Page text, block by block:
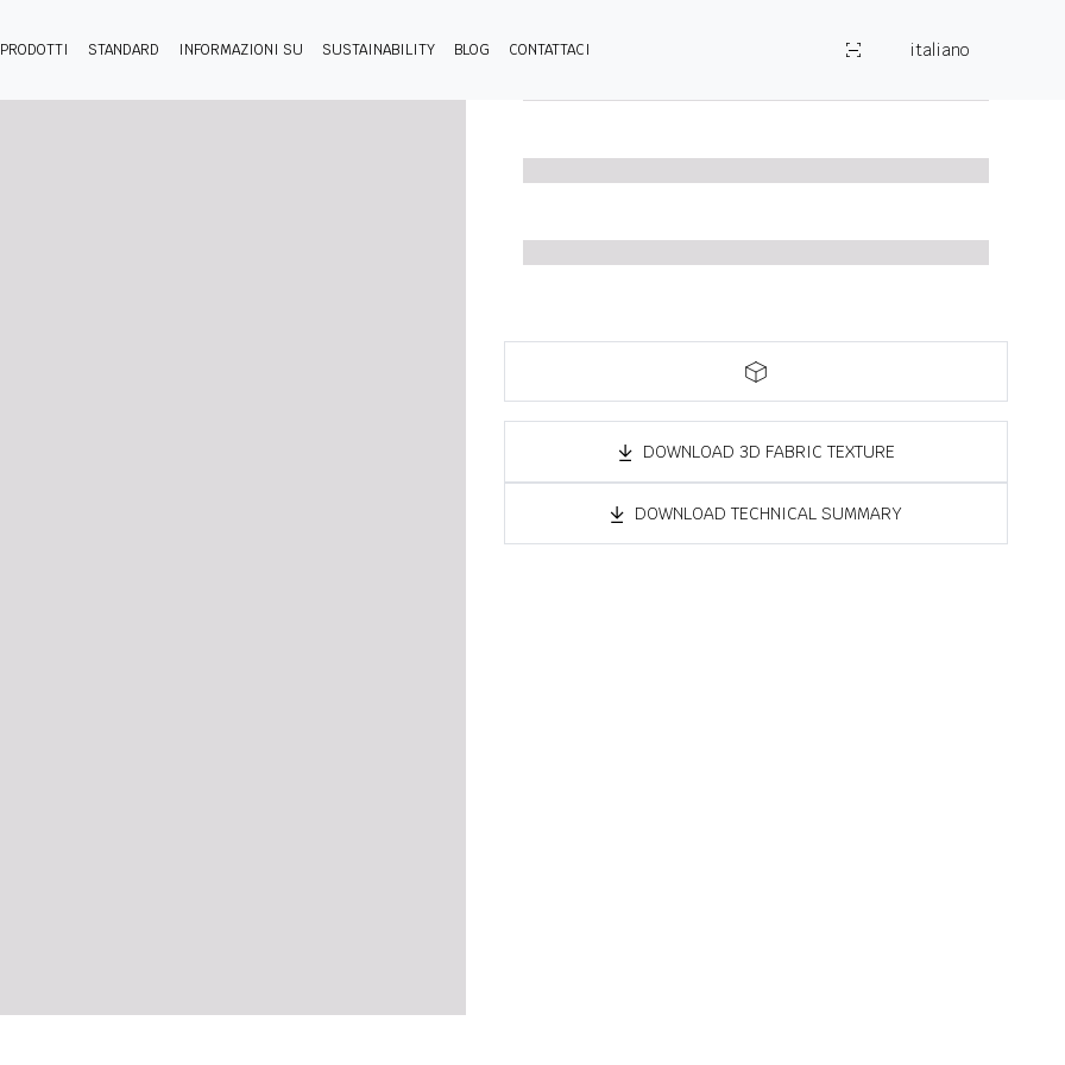
PRODOTTI STANDARD INFORMAZIONI SU SUSTAINABILITY BLOG CONTATTACI italiano
DOWNLOAD 3D FABRIC TEXTURE
DOWNLOAD TECHNICAL SUMMARY